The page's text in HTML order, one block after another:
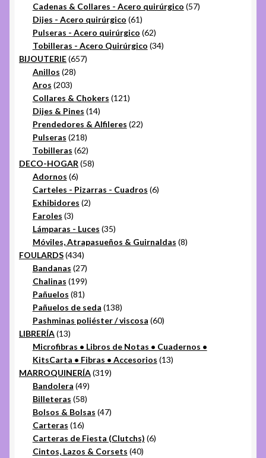
productos
Cadenas & Collares - Acero quirúrgico 5757
Dijes - Acero quirúrgico 6161
productos
Pulseras - Acero quirúrgico 6262
productos
Tobilleras - Acero Quirúrgico 3434
BIJOUTERIE 657657
Anillos 2828
Aros 203203
productos
Collares & Chokers 121121
Dijes & Pines 1414
productos
Prendedores & Alfileres 2222
Pulseras 218218
productos
Tobilleras 6262
productos
DECO-HOGAR 5858
Adornos 66
productos
Carteles - Pizarras - Cuadros 66
Exhibidores 22
Faroles 33
productos
Lámparas - Luces 3535
productos
Móviles, Atrapasueños & Guirnaldas 88
FOULARDS 434434
productos
Bandanas 2727
productos
Chalinas 199199
productos
Pañuelos 8181
productos
Pañuelos de seda 138138
productos
Pashminas poliéster / viscosa 6060
LIBRERÍA 1313
productos
Microfibras • Libros de Notas • Cuadernos •
KitsCarta • Fibras • Accesorios 1313
MARROQUINERÍA 319319
Bandolera 4949
productos
Billeteras 5858
productos
Bolsos & Bolsas 4747
Carteras 1616
productos
Carteras de Fiesta (Clutchs) 66
Cintos, Lazos & Corsets 4040